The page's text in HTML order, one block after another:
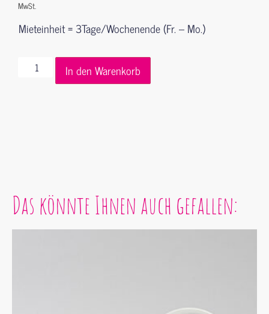
MwSt.
Mieteinheit = 3Tage/Wochenende (Fr. – Mo.)
In den Warenkorb
Das könnte Ihnen auch gefallen: